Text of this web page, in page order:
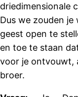
driedimensionale
Dus we zouden
geest open te
en toe te staan
voor je
broer.